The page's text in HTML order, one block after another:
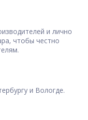
и лично
чтобы честно
и Вологде.